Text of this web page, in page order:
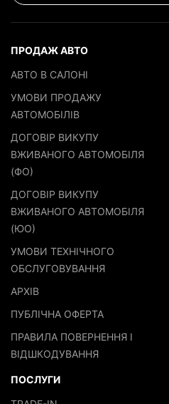
ПРОДАЖ АВТО
АВТО В САЛОНІ
УМОВИ ПРОДАЖУ
АВТОМОБІЛІВ
ДОГОВІР ВИКУПУ
ВЖИВАНОГО АВТОМОБІЛЯ
(ФО)
ДОГОВІР ВИКУПУ
ВЖИВАНОГО АВТОМОБІЛЯ
(ЮО)
УМОВИ ТЕХНІЧНОГО
ОБСЛУГОВУВАННЯ
АРХІВ
ПУБЛІЧНА ОФЕРТА
ПРАВИЛА ПОВЕРНЕННЯ І
ВІДШКОДУВАННЯ
ПОСЛУГИ